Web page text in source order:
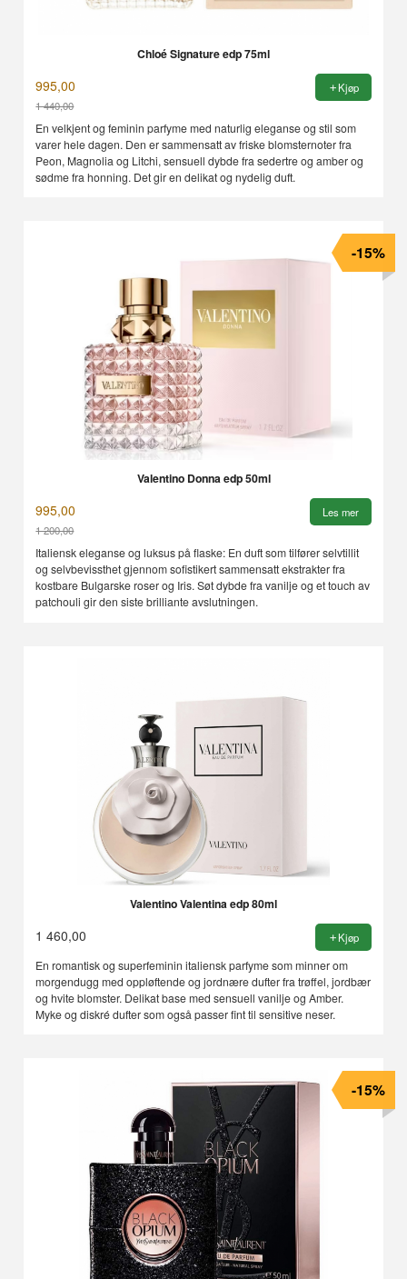
Chloé Signature edp 75ml
995,00
1 440,00
Rabatt
Kjøp
En velkjent og feminin parfyme med naturlig eleganse og stil som
varer hele dagen. Den er sammensatt av friske blomsternoter fra
Peon, Magnolia og Litchi, sensuell dybde fra sedertre og amber og
sødme fra honning. Det gir en delikat og nydelig duft.
Valentino Donna edp 50ml
995,00
1 200,00
Rabatt
-15%
Les mer
Italiensk eleganse og luksus på flaske: En duft som tilfører selvtillit
og selvbevissthet gjennom sofistikert sammensatt ekstrakter fra
kostbare Bulgarske roser og Iris. Søt dybde fra vanilje og et touch av
patchouli gir den siste brilliante avslutningen.
Valentino Valentina edp 80ml
1 460,00 Kjøp
En romantisk og superfeminin italiensk parfyme som minner om
morgendugg med oppløftende og jordnære dufter fra trøffel, jordbær
og hvite blomster. Delikat base med sensuell vanilje og Amber.
Myke og diskré dufter som også passer fint til sensitive neser.
-15%